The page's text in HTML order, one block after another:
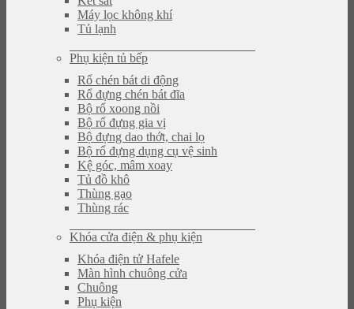
Máy lọc không khí
Tủ lạnh
Phụ kiện tủ bếp
Rổ chén bát di động
Rổ đựng chén bát đĩa
Bộ rổ xoong nồi
Bộ rổ đựng gia vị
Bộ đựng dao thớt, chai lọ
Bộ rổ đựng dụng cụ vệ sinh
Kệ góc, mâm xoay
Tủ đồ khô
Thùng gạo
Thùng rác
Khóa cửa điện & phụ kiện
Khóa điện tử Hafele
Màn hình chuông cửa
Chuông
Phụ kiện